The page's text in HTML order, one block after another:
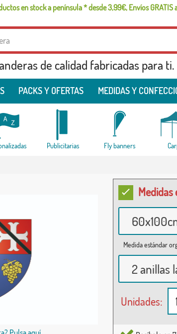
en stock a península * desde 3,99€, Envíos GRATIS
de calidad fabricadas para ti.
PACKS Y OFERTAS MEDIDAS Y
Publicitarias Fly banners
Medida estándar
2 anillas
Unidades: